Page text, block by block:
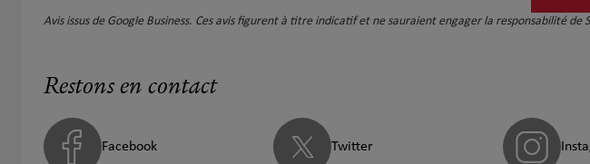
Avis issus de Google Business. Ces avis figurent à titre indicatif et ne sauraient engager la
Restons en contact
Facebook Twitter